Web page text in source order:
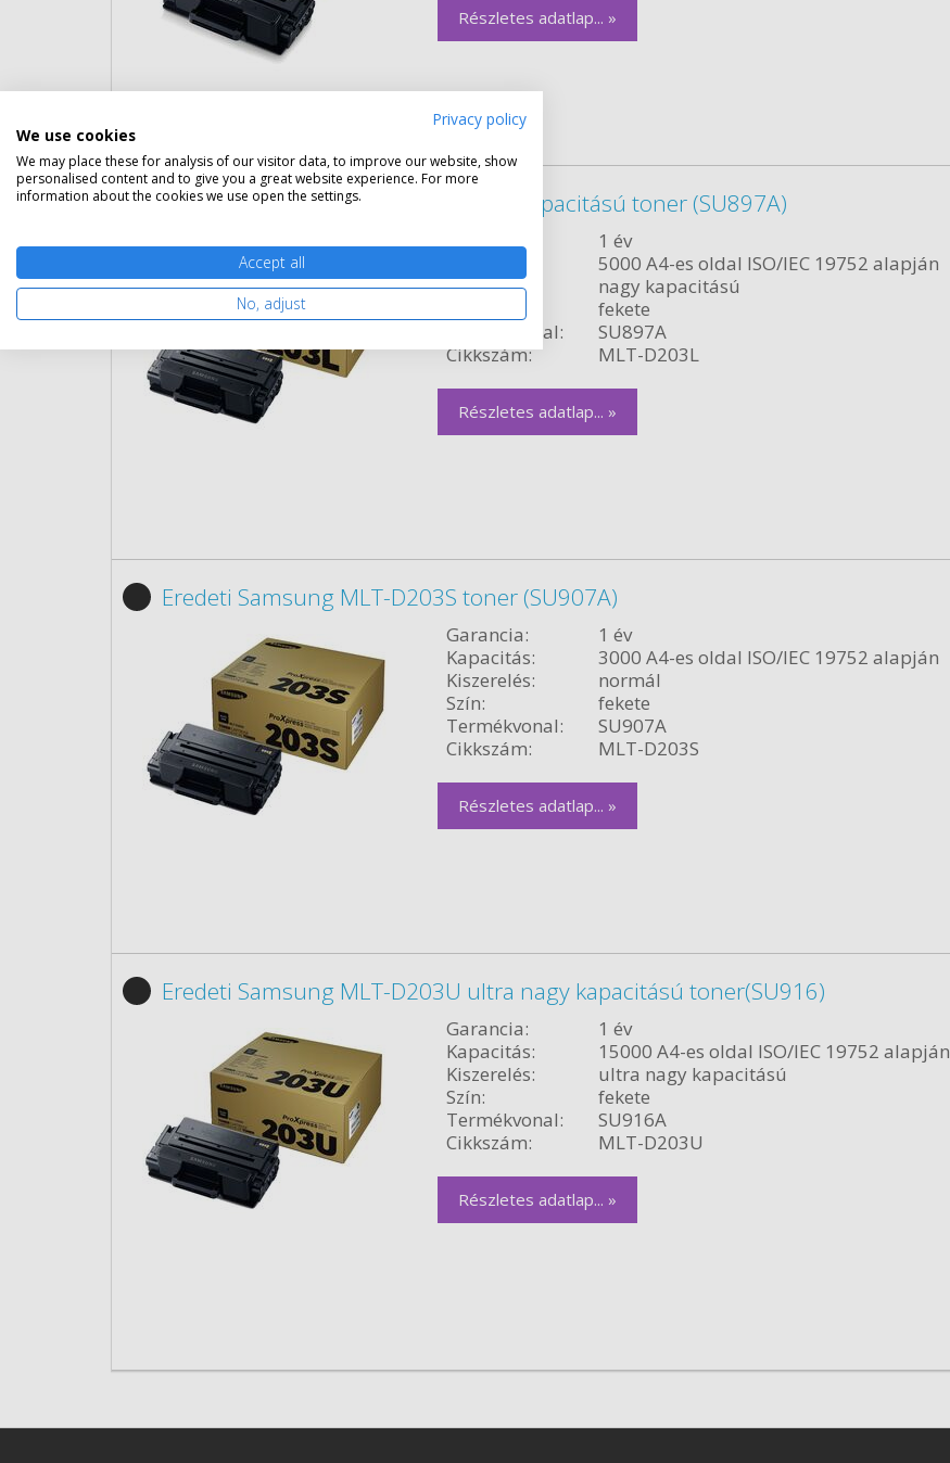
Részletes adatlap... »
Eredeti Samsung MLT-D203L nagy kapacitású toner (SU897A)
1 év
5000 A4-es oldal ISO/IEC 19752 alapján
Kiszerelés:
nagy kapacitású
fekete
Termékvonal:
SU897A
Cikkszám:
MLT-D203L
Részletes adatlap... »
Eredeti Samsung MLT-D203S toner (SU907A)
Garancia:
1 év
Kapacitás:
3000 A4-es oldal ISO/IEC 19752 alapján
Kiszerelés:
normál
Szín:
fekete
Termékvonal:
SU907A
Cikkszám:
MLT-D203S
Részletes adatlap... »
Eredeti Samsung MLT-D203U ultra nagy kapacitású toner(SU916)
Garancia:
1 év
Kapacitás:
15000 A4-es oldal ISO/IEC 19752 alapján
Kiszerelés:
ultra nagy kapacitású
Szín:
fekete
Termékvonal:
SU916A
Cikkszám:
MLT-D203U
Részletes adatlap... »
Privacy policy
We use cookies
We may place these for analysis of our visitor data, to improve our website, show
personalised content and to give you a great website experience. For more
information about the cookies we use open the settings.
Accept all
No, adjust